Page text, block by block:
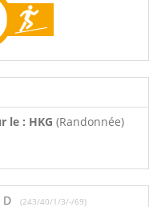
le : HKG (Randonnée)
D (243/40/1/3/-/69)